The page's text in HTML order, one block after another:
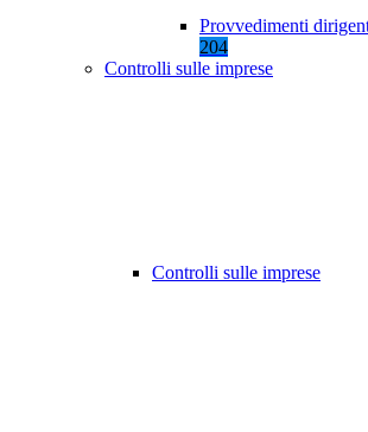
Provvedimenti
204
Controlli sulle imprese
Controlli sulle imprese